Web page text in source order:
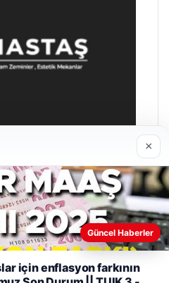
×
Güncel Haberler
için enflasyon farkının